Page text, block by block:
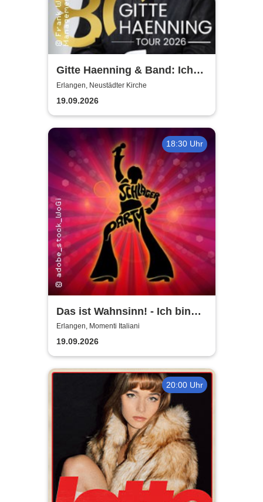
Gitte Haenning & Band: Ich
bin Stark - 80 Jahre Gitte
Haenning
Erlangen, Neustädter Kirche
19.09.2026
18:30 Uhr
Das ist Wahnsinn! - Ich bin
geboren um dich zu lieben!
Erlangen, Momenti Italiani
19.09.2026
20:00 Uhr